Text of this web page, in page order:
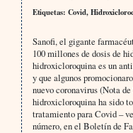
Etiquetas: Covid,
Sanofi, el gigante
100 millones de dosis de
hidroxicloroquina es un
y que algunos
nuevo coronavirus (Nota
hidroxicloroquina ha sido
tratamiento para Covid –
número, en el Boletín de